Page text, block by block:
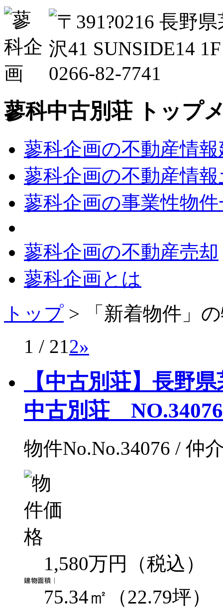
蓼科中古別荘 トップ
蓼科企画の不動産情
蓼科企画の不動産情
蓼科企画の事業性物
蓼科企画の不動産売却
蓼科企画とは
トップ > 「新着物件」
1 / 212»
【中古別荘】長野
中古別荘 NO.34076
物件No.No.34076 / 仲
1,580万円（税込）
75.34㎡（22.79坪）